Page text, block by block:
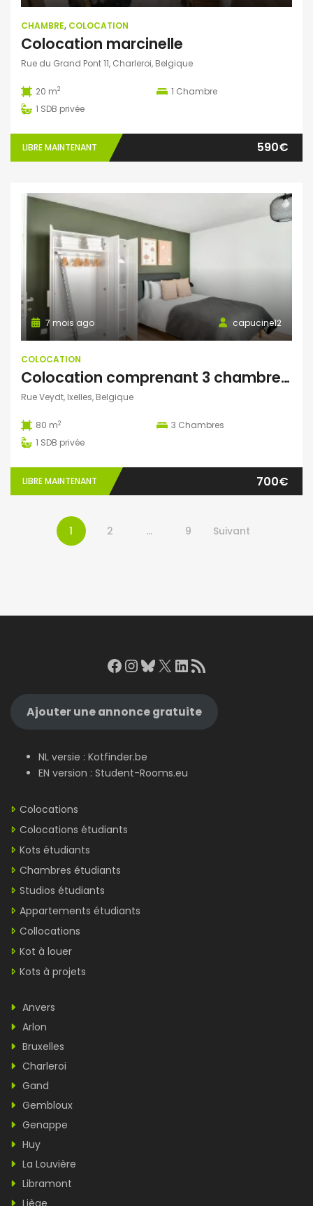
CHAMBRE, COLOCATION
Colocation marcinelle
Rue du Grand Pont 11, Charleroi, Belgique
20 m2 1 Chambre
1 SDB privée
LIBRE MAINTENANT 590€
capucine12
7 mois ago
COLOCATION
Colocation comprenant 3 chambres (1 seule chambre de disponible)
Rue Veydt, Ixelles, Belgique
80 m2 3 Chambres
1 SDB privée
LIBRE MAINTENANT 700€
1 2 … 9 Suivant
Facebook
Instagram
Bluesky
X LinkedIn
RSS Feed
Ajouter une annonce gratuite
NL versie : Kotfinder.be
EN version : Student-Rooms.eu
Colocations
Colocations étudiants
Kots étudiants
Chambres étudiants
Studios étudiants
Appartements étudiants
Collocations
Kot à louer
Kots à projets
Anvers
Arlon
Bruxelles
Charleroi
Gand
Gembloux
Genappe
Huy
La Louvière
Libramont